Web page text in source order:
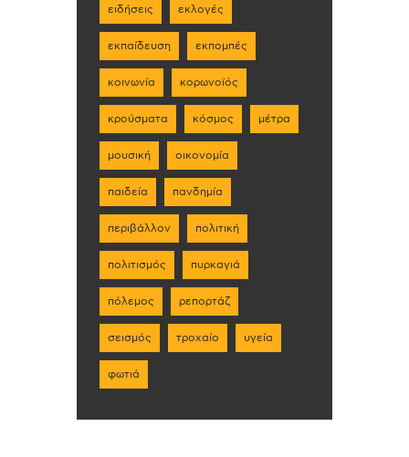
ειδήσεις εκλογές
εκπαίδευση εκπομπές
κοινωνία κορωνοϊός
κρούσματα κόσμος μέτρα
μουσική οικονομία
παιδεία πανδημία
περιβάλλον πολιτική
πολιτισμός πυρκαγιά
πόλεμος ρεπορτάζ
σεισμός τροχαίο υγεία
φωτιά